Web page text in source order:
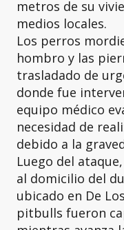
metros de su
medios locales.
Los perros
hombro y las
trasladado de
donde fue
equipo médico
necesidad de
debido a la
Luego del
al domicilio del
ubicado en De
pitbulls fueron